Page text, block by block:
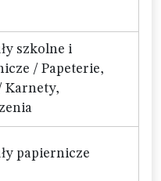
szkolne i
/ Papeterie,
Karnety,
papiernicze